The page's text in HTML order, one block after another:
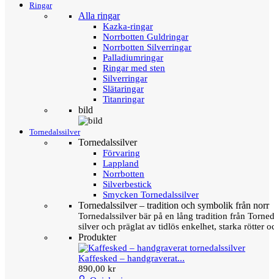
Ringar
Alla ringar
Kazka-ringar
Norrbotten Guldringar
Norrbotten Silverringar
Palladiumringar
Ringar med sten
Silverringar
Slätaringar
Titanringar
bild
Tornedalssilver
Tornedalssilver
Förvaring
Lappland
Norrbotten
Silverbestick
Smycken Tornedalssilver
Tornedalssilver – tradition och symbolik från norr
Tornedalssilver bär på en lång tradition från
silver och präglat av tidlös enkelhet, starka rötter
Produkter
Kaffesked – handgraverat...
890,00 kr